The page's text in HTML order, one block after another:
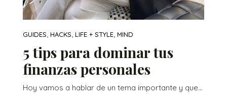
GUIDES, HACKS, LIFE + STYLE, MIND
5 tips para dominar tus
finanzas personales
Hoy vamos a hablar de un tema importante y que...